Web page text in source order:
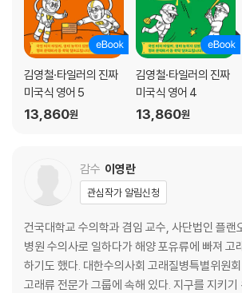
타일러의 제안, 지구를 위한 한 걸음
2부 모든 시작과 끝인 이곳에서
4장 우리는 자연의 일부였다
양동이에 갇힌 개구리처럼
5장 푸른 산이 들려준 이야기
빅박스스토어 대신 엄마 아빠 가게
직접 잡을 수 있어야 고기를 먹을 수 있다
자연의 변화는 손닿지 않는 곳이 없었다
나는 오로라를 보며 걸었다
김영철·타일러의 진짜
미국식 영어 5
13,860원
김영철·타일러의 진짜
미국식 영어 4
13,860원
감수 이영란
관심작가 알림신청
건국대학교 수의학과 겸임 교수, 사단법인 플랜
병원 수의사로 일하다가 해양 포유류에 빠져 고
하기도 했다. 대한수의사회 고래질병특별위원
고래류 전문가 그룹에 속해 있다. 지구를 지키기